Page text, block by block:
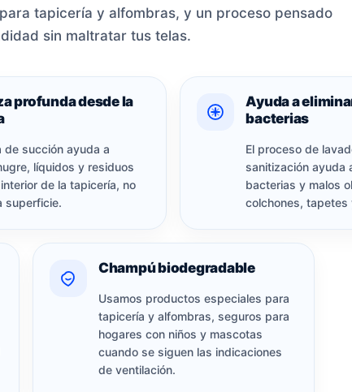
tapicería y alfombras, y un proceso pensado
sin maltratar tus telas.
profunda desde la
de succión ayuda a
líquidos y residuos
de la tapicería, no
superficie.
Ayuda a
bacterias
El proceso de
sanitización ayuda
bacterias y malos
colchones, tapetes
Champú biodegradable
Usamos productos especiales para
tapicería y alfombras, seguros para
hogares con niños y mascotas
cuando se siguen las indicaciones
de ventilación.